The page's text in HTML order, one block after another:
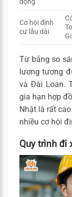
Cơ hội định
cư lâu dài
Từ bảng so
lương tương
và Đài Loan.
gia hạn hợp
Nhật là rất
nhiều cơ hội
Quy trình đi